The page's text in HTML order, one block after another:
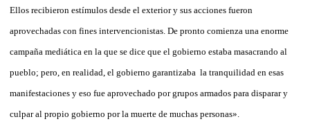
Ellos recibieron estímulos desde el exterior y sus acciones fueron
aprovechadas con fines intervencionistas. De pronto comienza una enorme
campaña mediática en la que se dice que el gobierno estaba masacrando al
pueblo; pero, en realidad, el gobierno garantizaba la tranquilidad en esas
manifestaciones y eso fue aprovechado por grupos armados para disparar y
culpar al propio gobierno por la muerte de muchas personas».